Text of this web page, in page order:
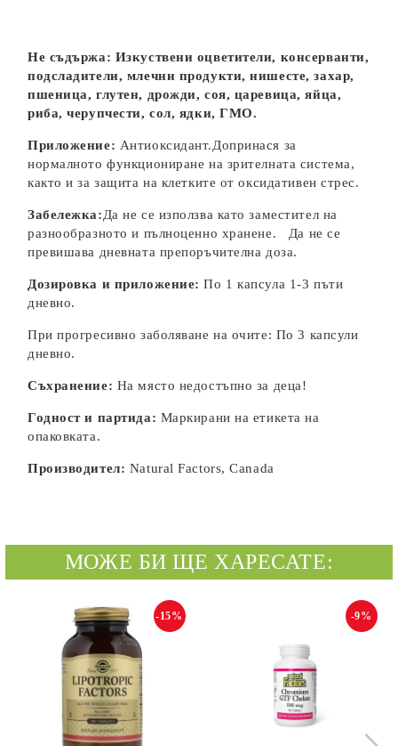
Не съдържа: Изкуствени оцветители, консерванти,
подсладители, млечни продукти, нишесте, захар,
пшеница, глутен, дрожди, соя, царевица, яйца,
риба, черупчести, сол, ядки, ГМО.
Приложение: Антиоксидант.Допринася за
нормалното функциониране на зрителната система,
както и за защита на клетките от оксидативен стрес.
Забележка:Да не се използва като заместител на
разнообразното и пълноценно хранене. Да не се
превишава дневната препоръчителна доза.
Дозировка и приложение: По 1 капсула 1-3 пъти
дневно.
При прогресивно заболяване на очите: По 3 капсули
дневно.
Съхранение: На място недостъпно за деца!
Годност и партида: Маркирани на етикета на
опаковката.
Производител: Natural Factors, Canada
МОЖЕ БИ ЩЕ ХАРЕСАТЕ:
-15% -9%